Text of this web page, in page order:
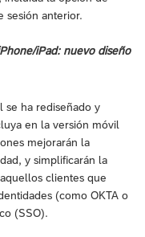
sesión anterior.
iPad: nuevo diseño
se ha rediseñado y
en la versión móvil
mejorarán la
y simplificarán la
clientes que
(como OKTA o
(SSO).